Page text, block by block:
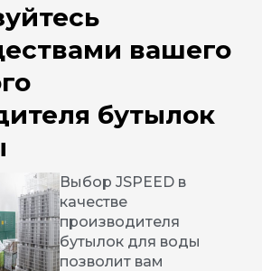
вашего
бутылок
Выбор JSPEED в
качестве
производителя
бутылок для воды
позволит вам